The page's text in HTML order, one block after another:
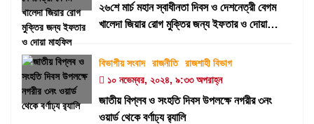
২৬শে মার্চ মহান স্বাধীনতা দিবস ও দেশনেত্রী বেগম
খালেদা জিয়ার রোগ মুক্তির জন্য ইফতার ও দোয়া
বিভাগীয় সংবাদ রাজনীতি
রাজশাহী বিভাগ
১০ নভেম্বর, ২০২৪, ৯:৩৩ অপরাহ্ন
জাতীয় বিপ্লব ও সংহতি দিবস উপলক্ষে নগরীর ৩নং
ওয়ার্ড থেকে বর্ণাঢ্য র‍্যালি